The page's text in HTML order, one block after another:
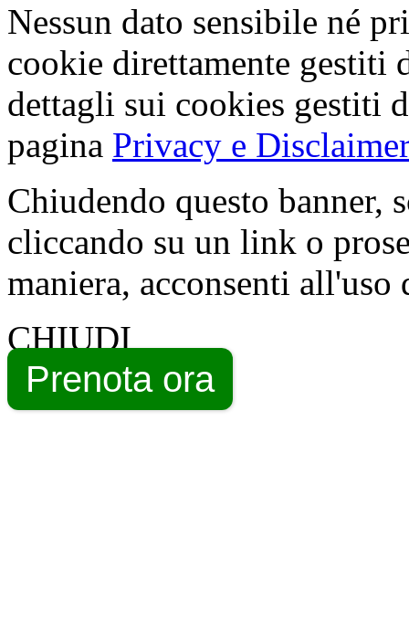
Nessun dato sensibile né
cookie direttamente gestiti
dettagli sui cookies gestiti
pagina Privacy e Disclaimer
Chiudendo questo banner,
cliccando su un link o
maniera, acconsenti all'uso
CHIUDI
Prenota ora